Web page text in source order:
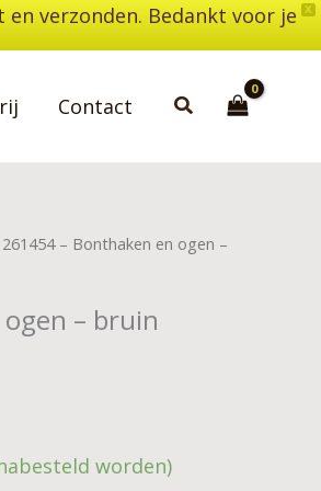
X
verzonden. Bedankt voor je
Contact Zoeken
– Bonthaken en ogen –
– bruin
worden)